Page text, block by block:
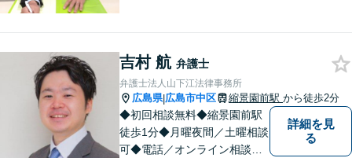
吉村 航 弁護士
弁護士法人山下江法律事務所
広島県|広島市中区 縮景園前駅 から徒歩2分
◆初回相談無料◆縮景園前駅
徒歩1分◆月曜夜間／土曜相談
可◆電話／オンライン相談可
詳細を見
る